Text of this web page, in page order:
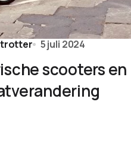
5 juli 2024
scooters en